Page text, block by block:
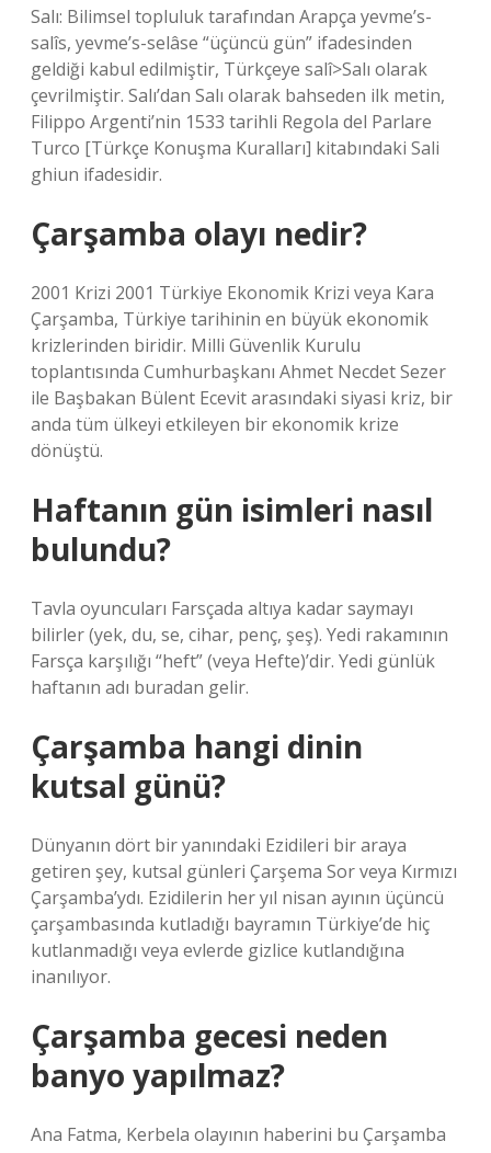
Salı: Bilimsel topluluk tarafından Arapça yevme’s-
salîs, yevme’s-selâse “üçüncü gün” ifadesinden
geldiği kabul edilmiştir, Türkçeye salî>Salı olarak
çevrilmiştir. Salı’dan Salı olarak bahseden ilk metin,
Filippo Argenti’nin 1533 tarihli Regola del Parlare
Turco [Türkçe Konuşma Kuralları] kitabındaki Sali
ghiun ifadesidir.
Çarşamba olayı nedir?
2001 Krizi 2001 Türkiye Ekonomik Krizi veya Kara
Çarşamba, Türkiye tarihinin en büyük ekonomik
krizlerinden biridir. Milli Güvenlik Kurulu
toplantısında Cumhurbaşkanı Ahmet Necdet Sezer
ile Başbakan Bülent Ecevit arasındaki siyasi kriz, bir
anda tüm ülkeyi etkileyen bir ekonomik krize
dönüştü.
Haftanın gün isimleri nasıl
bulundu?
Tavla oyuncuları Farsçada altıya kadar saymayı
bilirler (yek, du, se, cihar, penç, şeş). Yedi rakamının
Farsça karşılığı “heft” (veya Hefte)’dir. Yedi günlük
haftanın adı buradan gelir.
Çarşamba hangi dinin
kutsal günü?
Dünyanın dört bir yanındaki Ezidileri bir araya
getiren şey, kutsal günleri Çarşema Sor veya Kırmızı
Çarşamba’ydı. Ezidilerin her yıl nisan ayının üçüncü
çarşambasında kutladığı bayramın Türkiye’de hiç
kutlanmadığı veya evlerde gizlice kutlandığına
inanılıyor.
Çarşamba gecesi neden
banyo yapılmaz?
Ana Fatma, Kerbela olayının haberini bu Çarşamba